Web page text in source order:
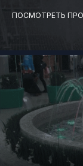
ПОСМОТРЕТЬ